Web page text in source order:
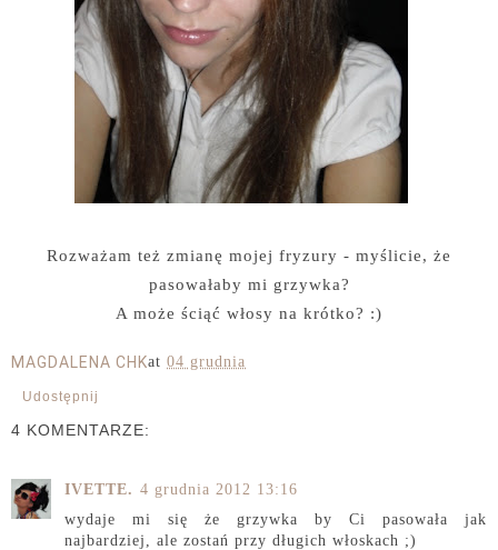
Rozważam też zmianę mojej fryzury - myślicie, że
pasowałaby mi grzywka?
A może ściąć włosy na krótko? :)
MAGDALENA CHKat 04 grudnia
Udostępnij
4 KOMENTARZE:
IVETTE. 4 grudnia 2012 13:16
wydaje mi się że grzywka by Ci pasowała jak
najbardziej, ale zostań przy długich włoskach ;)